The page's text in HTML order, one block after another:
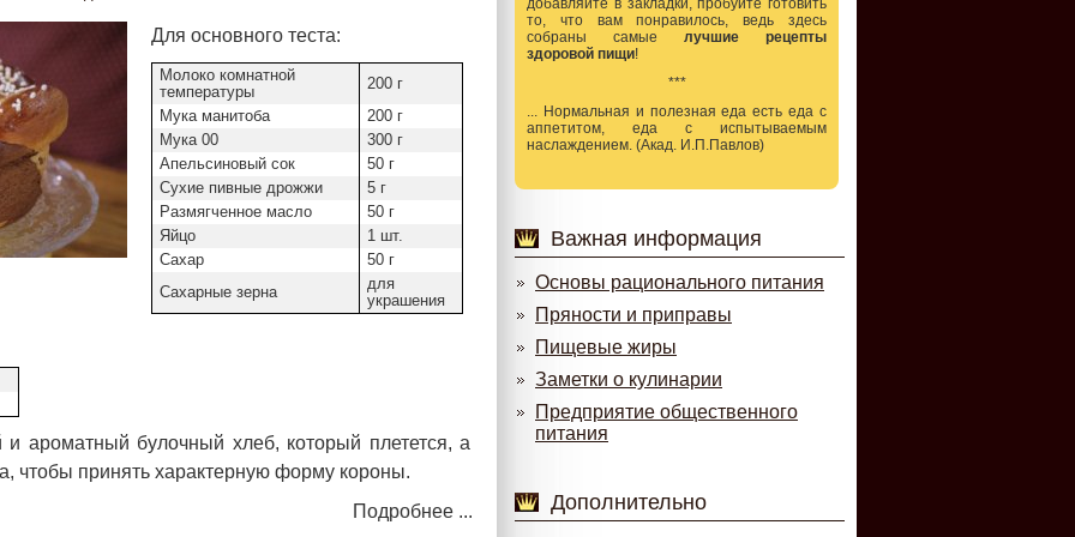
Для основного теста:
Молоко комнатной
температуры
200 г
Мука манитоба
200 г
Мука 00
300 г
Апельсиновый сок
50 г
Сухие пивные дрожжи
5 г
Размягченное масло
50 г
Яйцо
1 шт.
Сахар
50 г
Сахарные зерна
для
украшения
ароматный булочный хлеб, который плетется, а
чтобы принять характерную форму короны.
Подробнее ...
добавляйте в закладки, пробуйте готовить
то, что вам понравилось, ведь здесь
собраны самые лучшие рецепты
здоровой пищи!
***
... Нормальная и полезная еда есть еда с
аппетитом, еда с испытываемым
наслаждением. (Акад. И.П.Павлов)
Важная информация
Основы рационального питания
Пряности и приправы
Пищевые жиры
Заметки о кулинарии
Предприятие общественного
питания
Дополнительно